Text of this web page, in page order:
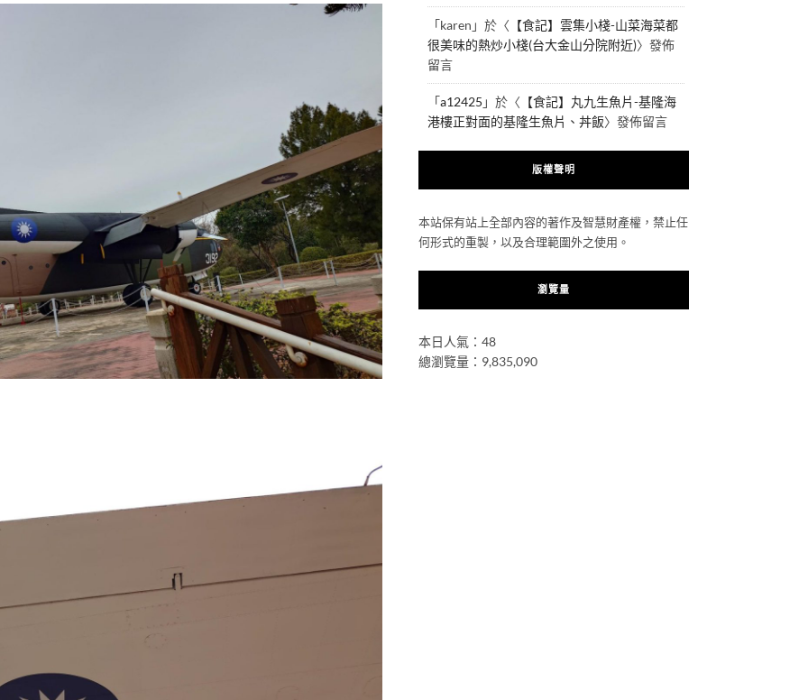
「karen 」於〈 【食記】雲集小棧-山菜海菜都
很美味的熱炒小棧(台大金山分院附近)〉發佈
留言
「a12425 」於〈 【食記】丸九生魚片-基隆海
港樓正對面的基隆生魚片、丼飯〉發佈留言
版權聲明
本站保有站上全部內容的著作及智慧財產權，禁止任
何形式的重製，以及合理範圍外之使用。
瀏覽量
本日人氣：48
總瀏覽量：9,835,090